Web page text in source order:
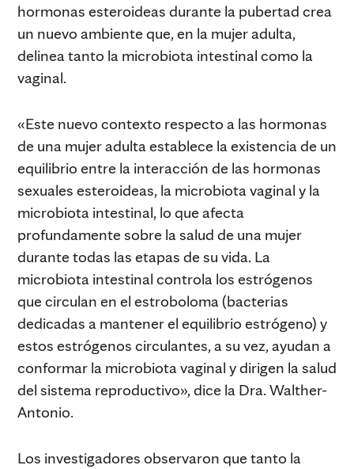
hormonas esteroideas durante la pubertad crea
un nuevo ambiente que, en la mujer adulta,
delinea tanto la microbiota intestinal como la
vaginal.
«Este nuevo contexto respecto a las hormonas
de una mujer adulta establece la existencia de un
equilibrio entre la interacción de las hormonas
sexuales esteroideas, la microbiota vaginal y la
microbiota intestinal, lo que afecta
profundamente sobre la salud de una mujer
durante todas las etapas de su vida. La
microbiota intestinal controla los estrógenos
que circulan en el estroboloma (bacterias
dedicadas a mantener el equilibrio estrógeno) y
estos estrógenos circulantes, a su vez, ayudan a
conformar la microbiota vaginal y dirigen la salud
del sistema reproductivo», dice la Dra. Walther-
Antonio.
Los investigadores observaron que tanto la